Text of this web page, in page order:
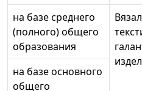
на базе среднего
(полного) общего
образования
на базе основного
общего